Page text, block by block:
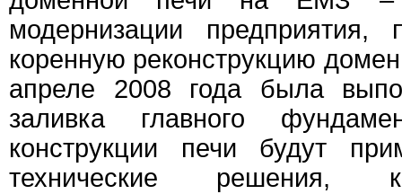
модернизации предприятия,
коренную реконструкцию
апреле 2008 года была
заливка главного
конструкции печи будут
технические решения,